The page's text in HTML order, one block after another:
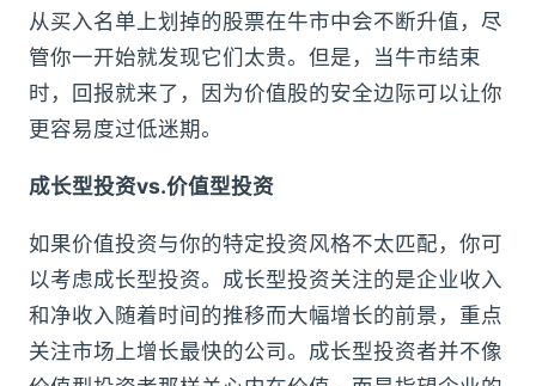
从买入名单上划掉的股票在牛市中会不断升值，尽
管你一开始就发现它们太贵。但是，当牛市结束
时，回报就来了，因为价值股的安全边际可以让你
更容易度过低迷期。
成长型投资vs.价值型投资
如果价值投资与你的特定投资风格不太匹配，你可
以考虑成长型投资。成长型投资关注的是企业收入
和净收入随着时间的推移而大幅增长的前景，重点
关注市场上增长最快的公司。成长型投资者并不像